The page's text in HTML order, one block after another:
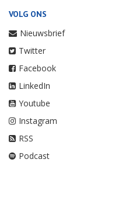
VOLG ONS
Nieuwsbrief
Twitter
Facebook
LinkedIn
Youtube
Instagram
RSS
Podcast